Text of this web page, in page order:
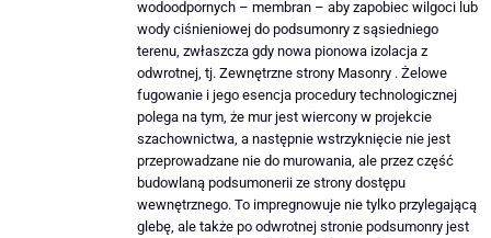
wodoodpornych – membran – aby zapobiec wilgoci lub
wody ciśnieniowej do podsumonry z sąsiedniego
terenu, zwłaszcza gdy nowa pionowa izolacja z
odwrotnej, tj. Zewnętrzne strony Masonry . Żelowe
fugowanie i jego esencja procedury technologicznej
polega na tym, że mur jest wiercony w projekcie
szachownictwa, a następnie wstrzyknięcie nie jest
przeprowadzane nie do murowania, ale przez część
budowlaną podsumonerii ze strony dostępu
wewnętrznego. To impregnowuje nie tylko przylegającą
glebę, ale także po odwrotnej stronie podsumonry jest